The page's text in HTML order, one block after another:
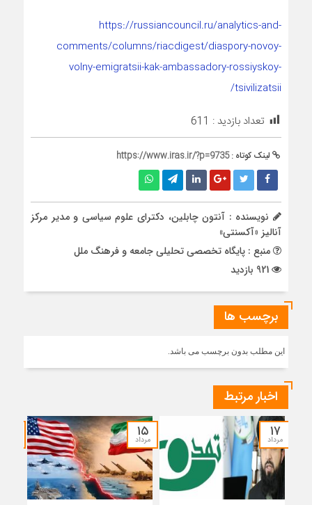
https://russiancouncil.ru/analytics-and-
comments/columns/riacdigest/diaspory-novoy-
volny-emigratsii-kak-ambassadory-rossiyskoy-
tsivilizatsii/
تعداد بازدید : 611
لینک کوتاه :https://www.iras.ir/?p=9735
نویسنده : آنتون چابلین، دکترای علوم سیاسی و مدیر مرکز
آنالیز «آکسنتی»
منبع : پایگاه تخصصی تحلیلی جامعه و فرهنگ ملل
برچسب ها
این مطلب بدون برچسب می باشد.
اخبار مرتبط
۱۷
مرداد ۱۵
مرداد